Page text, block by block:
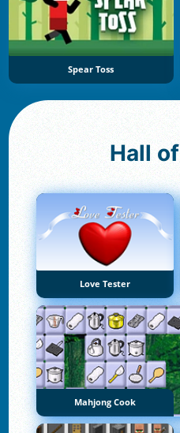
Spear Toss
Hall of
Love Tester
Mahjong Cook